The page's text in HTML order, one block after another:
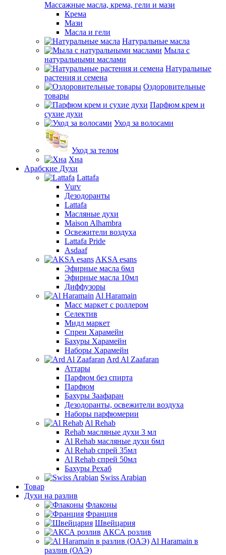
Массажные масла, крема, гели и мази
Крема
Мази
Масла и гели
Натуральные масла
Мыла с
натуральными маслами
Натуральные
растения и семена
Оздоровительные
товары
Парфюм крем и
сухие духи
Уход за волосами
Уход за телом
Хна
Арабские Духи
Lattafa
Vurv
Дезодоранты
Lattafa
Масляные духи
Maison Alhambra
Освежители воздуха
Lattafa Pride
Asdaaf
AKSA esans
Эфирные масла 6мл
Эфирные масла 10мл
Диффузоры
Al Haramain
Масс маркет с роллером
Селектив
Мидл маркет
Спреи Харамейн
Бахуры Харамейн
Наборы Харамейн
Ard Al Zaafaran
Аттары
Парфюм без спирта
Парфюм
Бахуры Заафаран
Дезодоранты, освежители воздуха
Наборы парфюмерии
Al Rehab
Rehab масляные духи 3 мл
Al Rehab масляные духи 6мл
Al Rehab спрей 35мл
Al Rehab спрей 50мл
Бахуры Рехаб
Swiss Arabian
Товар
Духи на разлив
Флаконы
Франция
Швейцария
АКСА розлив
Al Haramain в
разлив (ОАЭ)